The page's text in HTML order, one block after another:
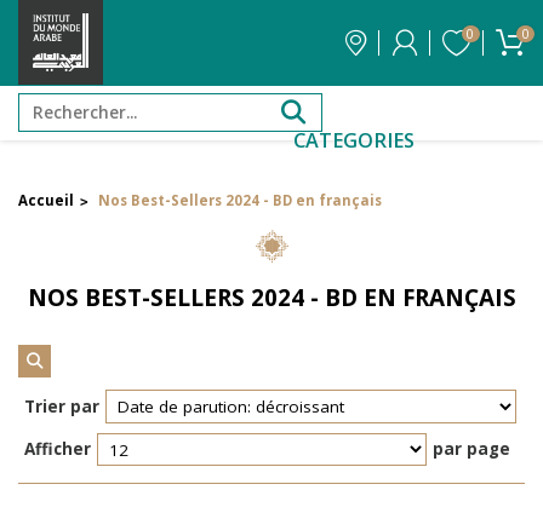
0 0
CATEGORIES
Filtrer par attribut
Réinitialiser les filtres
Accueil > Nos Best-Sellers 2024 - BD en français
NOS BEST-SELLERS 2024 - BD EN FRANÇAIS
Trier par
Afficher
par page